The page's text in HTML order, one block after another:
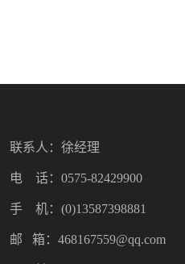
联系人：徐经理
电 话：0575-82429900
手 机：(0)13587398881
邮 箱：468167559@qq.com